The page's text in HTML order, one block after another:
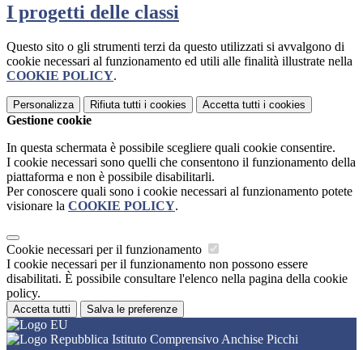
I progetti delle classi
Questo sito o gli strumenti terzi da questo utilizzati si avvalgono di
cookie necessari al funzionamento ed utili alle finalità illustrate nella
COOKIE POLICY.
Personalizza Rifiuta tutti i cookies Accetta tutti i cookies
Gestione cookie
In questa schermata è possibile scegliere quali cookie consentire.
I cookie necessari sono quelli che consentono il funzionamento della
piattaforma e non è possibile disabilitarli.
Per conoscere quali sono i cookie necessari al funzionamento potete
visionare la COOKIE POLICY.
Cookie necessari per il funzionamento
I cookie necessari per il funzionamento non possono essere
disabilitati. È possibile consultare l'elenco nella pagina della cookie
policy.
Accetta tutti Salva le preferenze
Istituto Comprensivo Anchise Picchi